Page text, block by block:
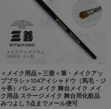
＜メイク用品＞三善＜筆・メイクアッ
プブラシ＞104アイシャドウ（馬毛・ジ
ャ香）バレエ メイク 舞台メイク メイ
ク用品 ステージメイク 舞台用化粧品
みつよし 5点までメール便可